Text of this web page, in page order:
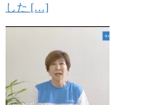
した […]